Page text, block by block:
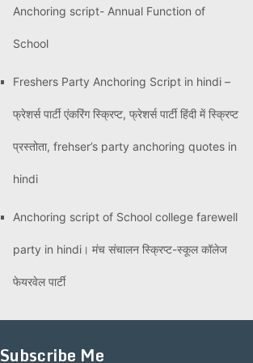
Anchoring script- Annual Function of
School
Freshers Party Anchoring Script in hindi –
फ्रेशर्स पार्टी एंकरिंग स्क्रिप्ट, फ्रेशर्स पार्टी हिंदी में स्क्रिप्ट
प्रस्तोता, frehser’s party anchoring quotes in
hindi
Anchoring script of School college farewell
party in hindi। मंच संचालन स्क्रिप्ट-स्कूल कॉलेज
फेयरवेल पार्टी
Subscribe Me